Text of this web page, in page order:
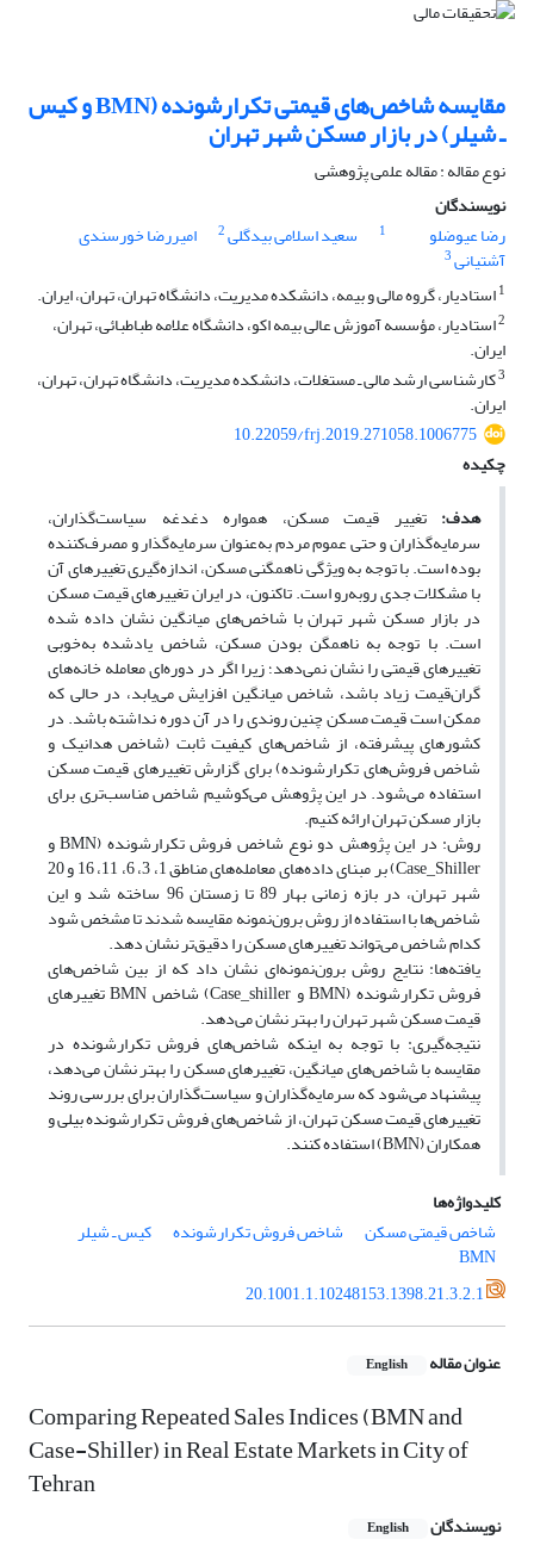
مقایسه شاخص‌های قیمتی تکرارشونده (BMN و کیس
ـ شیلر) در بازار مسکن شهر تهران
نوع مقاله : مقاله علمی پژوهشی
نویسندگان
رضا عیوضلو
1 سعید اسلامی بیدگلی2 امیررضا خورسندی
آشتیانی3
1استادیار، گروه مالی و بیمه، دانشکده مدیریت، دانشگاه تهران، تهران، ایران.
2استادیار، مؤسسه آموزش عالی بیمه اکو، دانشگاه علامه طباطبائی، تهران،
ایران.
3کارشناسی ارشد مالی ـ مستغلات، دانشکده مدیریت، دانشگاه تهران، تهران،
ایران.
10.22059/frj.2019.271058.1006775
چکیده
هدف: تغییر قیمت مسکن، همواره دغدغه سیاست‌گذاران،
سرمایه‌گذاران و حتی عموم مردم به‌عنوان سرمایه‌گذار و مصرف‌کننده
بوده است. با توجه به ویژگی ناهمگنی مسکن، اندازه‌گیری تغییرهای آن
با مشکلات جدی روبه‌رو است. تاکنون، در ایران تغییرهای قیمت مسکن
در بازار مسکن شهر تهران با شاخص‌های میانگین نشان داده شده
است. با توجه به ناهمگن بودن مسکن، شاخص یادشده به‌خوبی
تغییرهای قیمتی را نشان نمی‌دهد؛ زیرا اگر در دوره‌ای معامله‎ خانه‌های
گران‌قیمت زیاد باشد، شاخص میانگین افزایش می‌یابد، در حالی که
ممکن است قیمت مسکن چنین روندی را در آن دوره نداشته باشد. در
کشورهای پیشرفته، از شاخص‌های کیفیت ثابت (شاخص هدانیک و
شاخص فروش‌های تکرارشونده) برای گزارش تغییرهای قیمت مسکن
استفاده می‌شود. در این پژوهش می‌کوشیم شاخص مناسب‌تری برای
بازار مسکن تهران ارائه کنیم.
روش: در این پژوهش دو نوع شاخص فروش‌ تکرارشونده (BMN و
Case_Shiller) بر مبنای داده‌های معامله‌های مناطق 1، 3، 6، 11، 16 و 20
شهر تهران، در بازه زمانی بهار 89 تا زمستان 96 ساخته شد و این
شاخص‌ها با استفاده از روش برون‌نمونه مقایسه شدند تا مشخص شود
کدام شاخص می‌تواند تغییرهای مسکن را دقیق‌تر نشان دهد.
یافته‌ها: نتایج روش برون‌نمونه‌ای نشان داد که از بین شاخص‌های
فروش تکرارشونده (BMN و Case_shiller) شاخص BMN تغییرهای
قیمت مسکن شهر تهران را بهتر نشان می‌دهد.
نتیجه‌گیری: با توجه به اینکه شاخص‌های فروش تکرارشونده در
مقایسه با شاخص‌های میانگین، تغییرهای مسکن را بهتر نشان می‌دهد،
پیشنهاد می‌شود که سرمایه‌گذاران و سیاست‌گذاران برای بررسی روند
تغییرهای قیمت مسکن تهران، از شاخص‌های فروش تکرارشونده بیلی و
همکاران (BMN) استفاده کنند.
کلیدواژه‌ها
شاخص قیمتی مسکن
شاخص فروش تکرارشونده کیس ـ شیلر
BMN
20.1001.1.10248153.1398.21.3.2.1
عنوان مقاله English
Comparing Repeated Sales Indices (BMN and
Case-Shiller) in Real Estate Markets in City of
Tehran
نویسندگان English